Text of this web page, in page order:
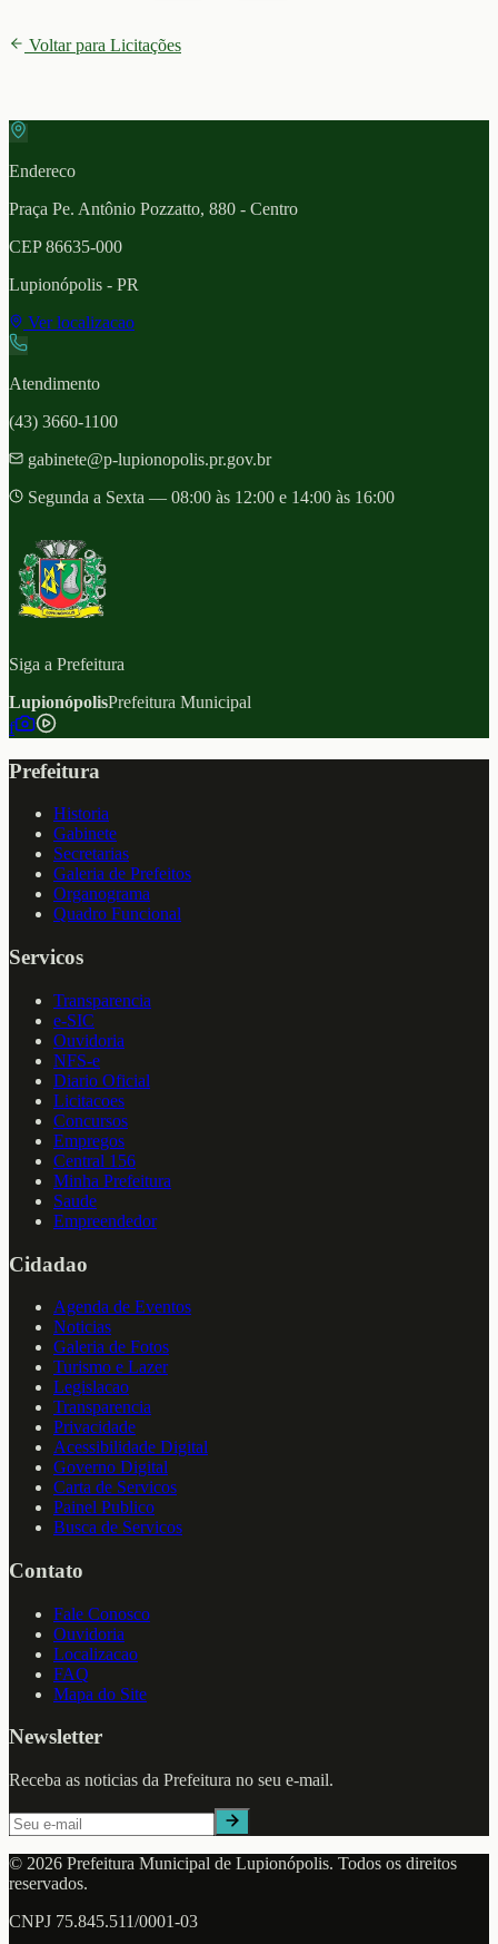
Voltar para Licitações
Endereco
Praça Pe. Antônio Pozzatto, 880 - Centro
CEP86635-000
Lupionópolis - PR
Ver localizacao
Atendimento
(43) 3660-1100
gabinete@p-lupionopolis.pr.gov.br
Segunda a Sexta — 08:00 às 12:00 e 14:00 às 16:00
Siga a Prefeitura
LupionópolisPrefeitura Municipal
f
Prefeitura
Historia
Gabinete
Secretarias
Galeria de Prefeitos
Organograma
Quadro Funcional
Servicos
Transparencia
e-SIC
Ouvidoria
NFS-e
Diario Oficial
Licitacoes
Concursos
Empregos
Central 156
Minha Prefeitura
Saude
Empreendedor
Cidadao
Agenda de Eventos
Noticias
Galeria de Fotos
Turismo e Lazer
Legislacao
Transparencia
Privacidade
Acessibilidade Digital
Governo Digital
Carta de Servicos
Painel Publico
Busca de Servicos
Contato
Fale Conosco
Ouvidoria
Localizacao
FAQ
Mapa do Site
Newsletter
Receba as noticias da Prefeitura no seu e-mail.
© 2026 Prefeitura Municipal de Lupionópolis. Todos os direitos
reservados.
CNPJ 75.845.511/0001-03